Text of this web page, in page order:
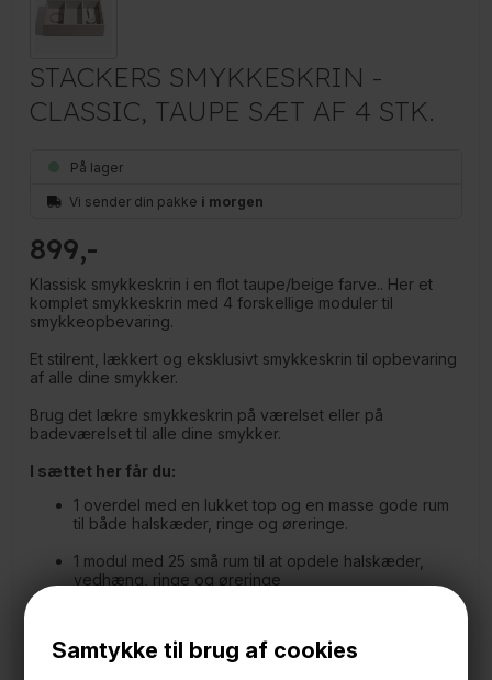
Samtykke til brug af cookies
STACKERS SMYKKESKRIN -
CLASSIC, TAUPE SÆT AF 4 STK.
På lager
Vi sender din pakke i morgen
899
Klassisk smykkeskrin i en flot taupe/beige farve.. Her et
komplet smykkeskrin med 4 forskellige moduler til
smykkeopbevaring.
Et stilrent, lækkert og eksklusivt smykkeskrin til opbevaring
af alle dine smykker.
Brug det lækre smykkeskrin på værelset eller på
badeværelset til alle dine smykker.
I sættet her får du:
1 overdel med en lukket top og en masse gode rum
til både halskæder, ringe og øreringe.
1 modul med 25 små rum til at opdele halskæder,
vedhæng, ringe og øreringe